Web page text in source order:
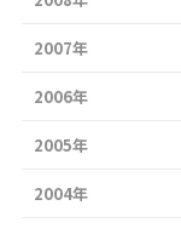
2007年
2006年
2005年
2004年